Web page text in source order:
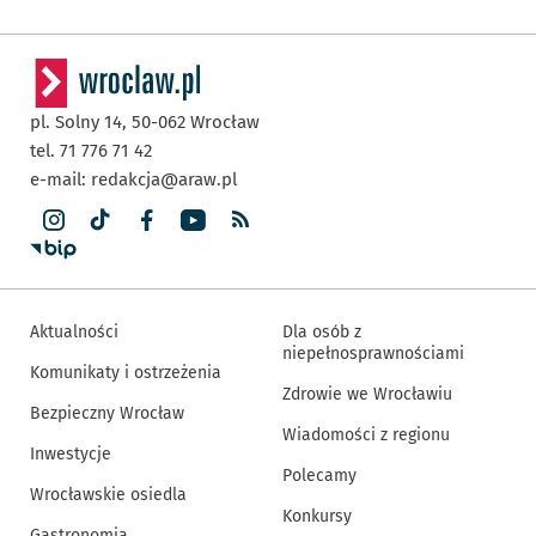
pl. Solny 14, 50-062 Wrocław
tel. 71 776 71 42
e-mail: redakcja@araw.pl
Aktualności
Komunikaty i ostrzeżenia
Bezpieczny Wrocław
Inwestycje
Wrocławskie osiedla
Dla osób z
niepełnosprawnościami
Zdrowie we Wrocławiu
Wiadomości z regionu
Polecamy
Konkursy